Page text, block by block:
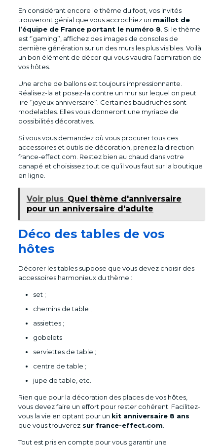
En considérant encore le thème du foot, vos invités
trouveront génial que vous accrochiez un maillot de
l’équipe de France portant le numéro 8. Si le thème
est ‘’gaming’’, affichez des images de consoles de
dernière génération sur un des murs les plus visibles. Voilà
un bon élément de décor qui vous vaudra l’admiration de
vos hôtes.
Une arche de ballons est toujours impressionnante.
Réalisez-la et posez-la contre un mur sur lequel on peut
lire ‘’joyeux anniversaire’’. Certaines baudruches sont
modelables. Elles vous donneront une myriade de
possibilités décoratives.
Si vous vous demandez où vous procurer tous ces
accessoires et outils de décoration, prenez la direction
france-effect.com. Restez bien au chaud dans votre
canapé et choisissez tout ce qu’il vous faut sur la boutique
en ligne.
Voir plus Quel thème d'anniversaire
pour un anniversaire d'adulte
Déco des tables de vos
hôtes
Décorer les tables suppose que vous devez choisir des
accessoires harmonieux du thème :
set ;
chemins de table ;
assiettes ;
gobelets
serviettes de table ;
centre de table ;
jupe de table, etc.
Rien que pour la décoration des places de vos hôtes,
vous devez faire un effort pour rester cohérent. Facilitez-
vous la vie en optant pour un kit anniversaire 8 ans
que vous trouverezsur france-effect.com.
Tout est pris en compte pour vous garantir une